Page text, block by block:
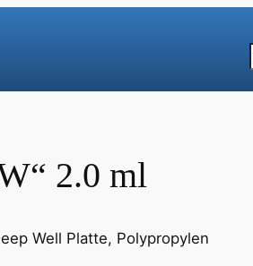
2.0 ml
Well Platte, Polypropylen